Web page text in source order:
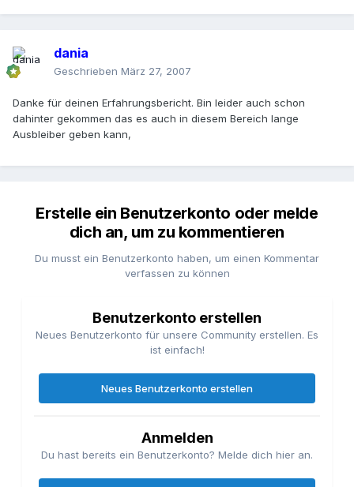
dania
Geschrieben März 27, 2007
Danke für deinen Erfahrungsbericht. Bin leider auch schon
dahinter gekommen das es auch in diesem Bereich lange
Ausbleiber geben kann,
Erstelle ein Benutzerkonto oder melde
dich an, um zu kommentieren
Du musst ein Benutzerkonto haben, um einen Kommentar
verfassen zu können
Benutzerkonto erstellen
Neues Benutzerkonto für unsere Community erstellen. Es
ist einfach!
Neues Benutzerkonto erstellen
Anmelden
Du hast bereits ein Benutzerkonto? Melde dich hier an.